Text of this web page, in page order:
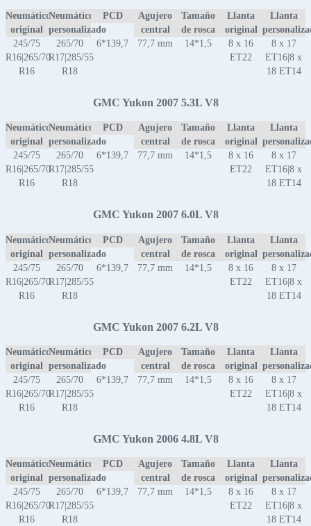
Neumático
original
Neumático
personalizado
PCD
Agujero
central
Tamaño
de rosca
Llanta
original
Llanta
245/75
R16|265/70
R16
265/70
R17|285/55
R18
6*139,7 77,7 mm 14*1,5
8 x 16
ET22
8 x 17
ET16|8 x
18 ET14
GMC Yukon 2007 5.3L V8
Neumático
original
Neumático
personalizado
PCD
Agujero
central
Tamaño
de rosca
Llanta
original
Llanta
245/75
R16|265/70
R16
265/70
R17|285/55
R18
6*139,7 77,7 mm 14*1,5
8 x 16
ET22
8 x 17
ET16|8 x
18 ET14
GMC Yukon 2007 6.0L V8
Neumático
original
Neumático
personalizado
PCD
Agujero
central
Tamaño
de rosca
Llanta
original
Llanta
245/75
R16|265/70
R16
265/70
R17|285/55
R18
6*139,7 77,7 mm 14*1,5
8 x 16
ET22
8 x 17
ET16|8 x
18 ET14
GMC Yukon 2007 6.2L V8
Neumático
original
Neumático
personalizado
PCD
Agujero
central
Tamaño
de rosca
Llanta
original
Llanta
245/75
R16|265/70
R16
265/70
R17|285/55
R18
6*139,7 77,7 mm 14*1,5
8 x 16
ET22
8 x 17
ET16|8 x
18 ET14
GMC Yukon 2006 4.8L V8
Neumático
original
Neumático
personalizado
PCD
Agujero
central
Tamaño
de rosca
Llanta
original
Llanta
245/75
R16|265/70
R16
265/70
R17|285/55
R18
6*139,7 77,7 mm 14*1,5
8 x 16
ET22
8 x 17
ET16|8 x
18 ET14